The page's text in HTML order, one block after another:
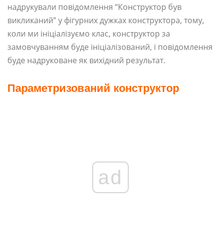
надрукували повідомлення “Конструктор був
викликаний” у фігурних дужках конструктора, тому,
коли ми ініціалізуємо клас, конструктор за
замовчуванням буде ініціалізований, і повідомлення
буде надруковане як вихідний результат.
Параметризований конструктор
ad